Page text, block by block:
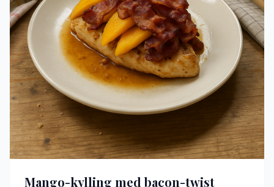
Mango-kylling med bacon-twist